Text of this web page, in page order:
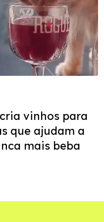
vinhos para
que ajudam a
mais beba